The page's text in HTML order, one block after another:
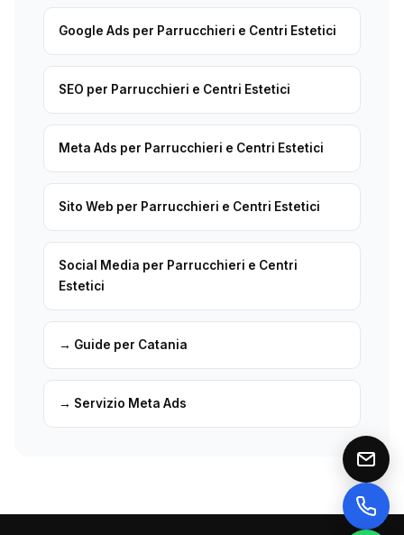
Google Ads per Parrucchieri e Centri Estetici
SEO per Parrucchieri e Centri Estetici
Meta Ads per Parrucchieri e Centri Estetici
Sito Web per Parrucchieri e Centri Estetici
Social Media per Parrucchieri e Centri
Estetici
→ Guide per Catania
→ Servizio Meta Ads